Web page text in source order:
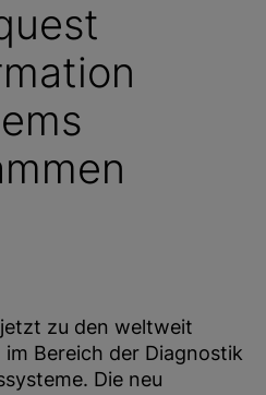
zu den weltweit
Bereich der Diagnostik
Die neu